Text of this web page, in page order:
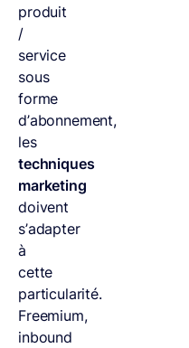
produit
/
service
sous
forme
d’abonnement,
les
techniques
marketing
doivent
s’adapter
à
cette
particularité.
Freemium,
inbound